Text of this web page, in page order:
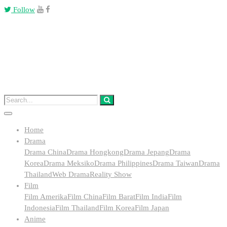
Follow
Home
Drama
Drama ChinaDrama HongkongDrama JepangDrama
KoreaDrama MeksikoDrama PhilippinesDrama TaiwanDrama
ThailandWeb DramaReality Show
Film
Film AmerikaFilm ChinaFilm BaratFilm IndiaFilm
IndonesiaFilm ThailandFilm KoreaFilm Japan
Anime